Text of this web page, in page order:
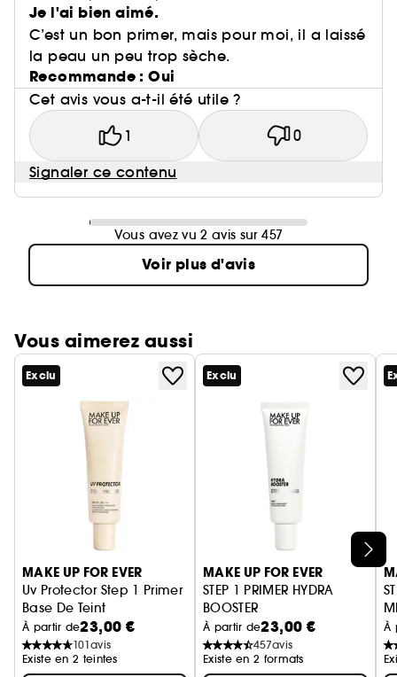
Je l'ai bien aimé.
C’est un bon primer, mais pour moi, il a laissé
la peau un peu trop sèche.
Recommande : Oui
Cet avis vous a-t-il été utile ?
1 0
Signaler ce contenu
Vous avez vu 2 avis sur 457
Voir plus d'avis
Vous aimerez aussi
Ignorer le carrousel produits
Exclu
MAKE UP FOR EVER
Uv Protector Step 1 Primer
Base De Teint
À partir de23,00 €
101avis
Existe en 2 teintes
Exclu
MAKE UP FOR EVER
STEP 1 PRIMER HYDRA
BOOSTER
Base hydratante perfectrice
À partir de23,00 €
457avis
Existe en 2 formats
À